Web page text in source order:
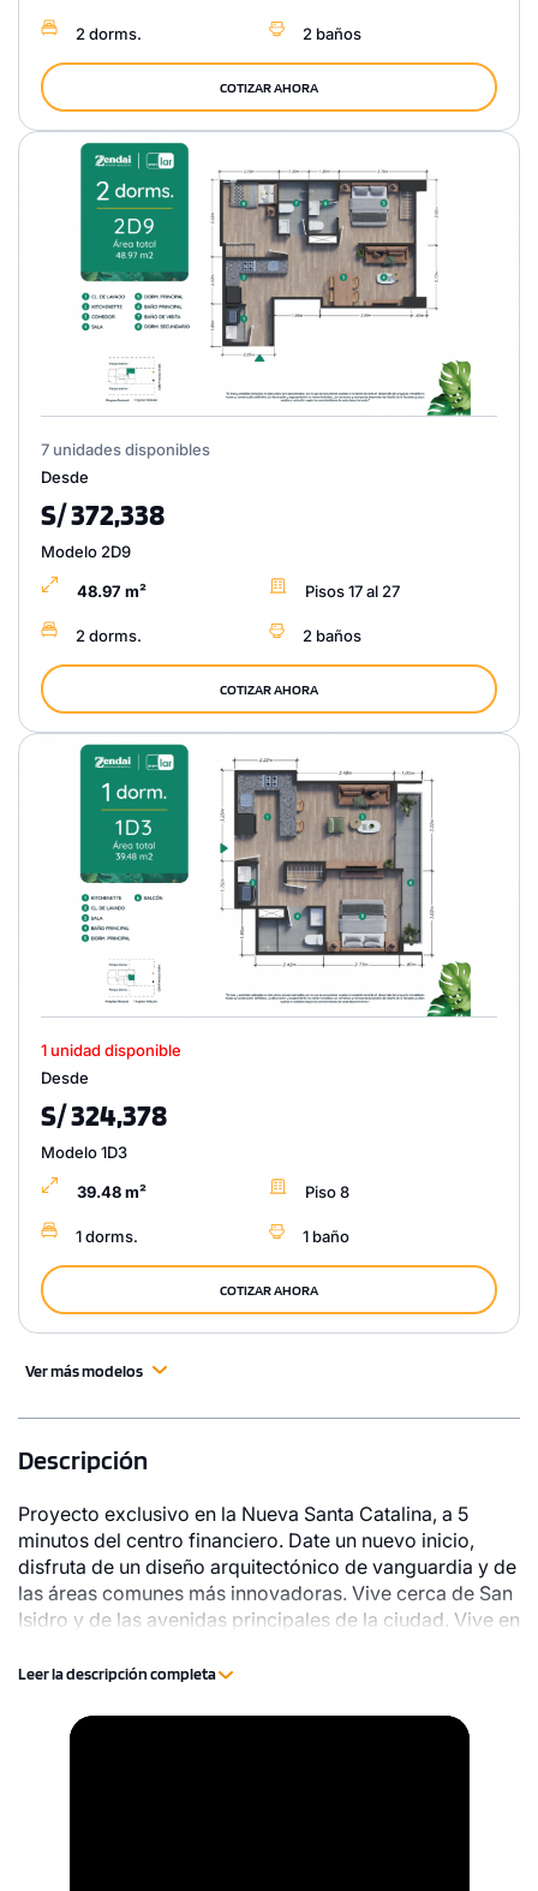
2 dorms. 2 baños
COTIZAR AHORA
7 unidades disponibles
Desde
S/ 372,338
Modelo 2D9
48.97 m² Pisos 17 al 27
2 dorms. 2 baños
COTIZAR AHORA
1 unidad disponible
Desde
S/ 324,378
Modelo 1D3
39.48 m² Piso 8
1 dorms. 1 baño
COTIZAR AHORA
Ver más modelos
Descripción
Proyecto exclusivo en la Nueva Santa Catalina, a 5
minutos del centro financiero. Date un nuevo inicio,
disfruta de un diseño arquitectónico de vanguardia y de
las áreas comunes más innovadoras. Vive cerca de San
Isidro y de las avenidas principales de la ciudad. Vive en
Leer la descripción completa
Video